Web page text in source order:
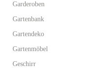
Garderoben
Gartenbank
Gartendeko
Gartenmöbel
Geschirr